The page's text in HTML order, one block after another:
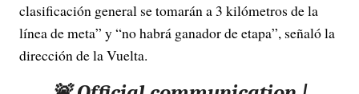
clasificación general se tomarán a 3 kilómetros de la
línea de meta” y “no habrá ganador de etapa”, señaló la
dirección de la Vuelta.